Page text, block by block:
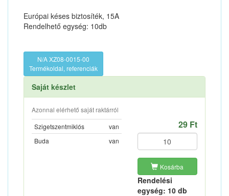
Európai késes biztosíték, 15A
Rendelhető egység: 10db
N/A XZ08-0015-00
Termékoldal, referenciák
Saját készlet
Azonnal elérhető saját raktárról
Szigetszentmiklós
van
Buda
van
29 Ft
Kosárba
Rendelési
egység: 10 db